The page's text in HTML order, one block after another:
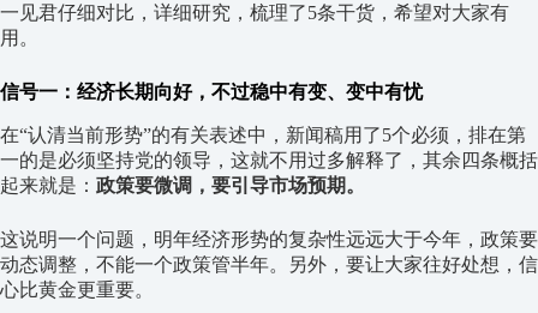
一见君仔细对比，详细研究，梳理了5条干货，希望对大家有
用。
信号一：经济长期向好，不过稳中有变、变中有忧
在“认清当前形势”的有关表述中，新闻稿用了5个必须，排在第
一的是必须坚持党的领导，这就不用过多解释了，其余四条概括
起来就是： 政策要微调，要引导市场预期。
这说明一个问题，明年经济形势的复杂性远远大于今年，政策要
动态调整，不能一个政策管半年。另外，要让大家往好处想，信
心比黄金更重要。